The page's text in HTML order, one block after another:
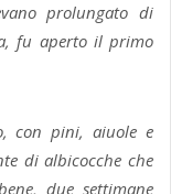
prolungato di
fu aperto il primo
con pini, aiuole e
di albicocche che
due settimane